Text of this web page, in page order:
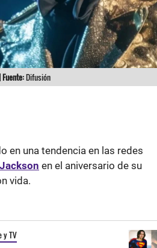
Fuente:Difusión
en una tendencia en las redes
en el aniversario de su
vida.
y TV